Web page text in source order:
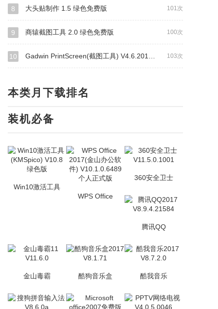
101次
8 大头贴制作 1.5 绿色免费版
100次
9 商辕截图工具 2.0 绿色免费版
103次
10 Gadwin PrintScreen(截图工具) V4.6.2012 多国语言绿色版
本类月下载排名
装机必备
Win10激活工具
WPS Office
360安全卫士
腾讯QQ
金山毒霸 酷狗音乐盒 酷我音乐